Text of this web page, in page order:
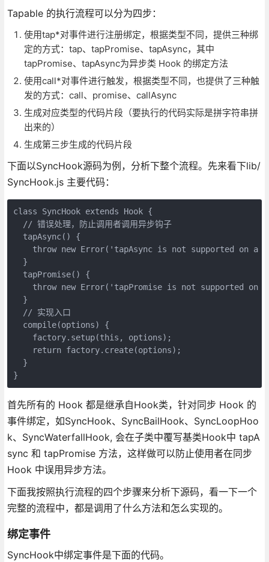
Tapable 的执行流程可以分为四步：
使用tap*对事件进行注册绑定，根据类型不同，提供三种绑
定的方式：tap、tapPromise、tapAsync，其中
tapPromise、tapAsync为异步类 Hook 的绑定方法
使用call*对事件进行触发，根据类型不同，也提供了三种触
发的方式：call、promise、callAsync
生成对应类型的代码片段（要执行的代码实际是拼字符串拼
出来的）
生成第三步生成的代码片段
下面以SyncHook源码为例，分析下整个流程。先来看下lib/
SyncHook.js 主要代码：
class SyncHook extends Hook {
  // 错误处理，防止调用者调用异步钩子
  tapAsync() {
throw new Error('tapAsync is not supported on a
  }
  tapPromise() {
throw new Error('tapPromise is not supported on
  }
  // 实现入口
  compile(options) {
    factory.setup(this, options);
    return factory.create(options);
  }
首先所有的 Hook 都是继承自Hook类，针对同步 Hook 的
事件绑定，如SyncHook、SyncBailHook、SyncLoopHoo
k、SyncWaterfallHook, 会在子类中覆写基类Hook中 tapA
sync 和 tapPromise 方法，这样做可以防止使用者在同步
Hook 中误用异步方法。
下面我按照执行流程的四个步骤来分析下源码，看一下一个
完整的流程中，都是调用了什么方法和怎么实现的。
绑定事件
SyncHook中绑定事件是下面的代码。